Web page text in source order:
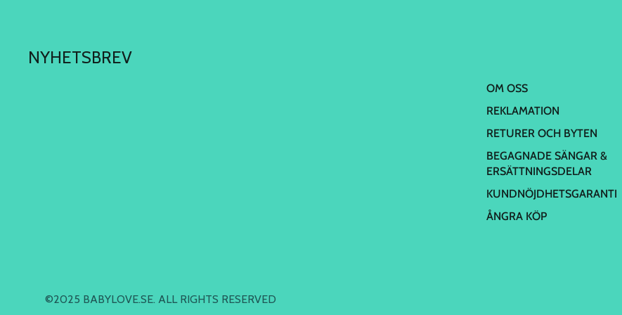
NYHETSBREV
OM OSS
REKLAMATION
RETURER OCH BYTEN
BEGAGNADE SÄNGAR &
ERSÄTTNINGSDELAR
KUNDNÖJDHETSGARANTI
ÅNGRA KÖP
©2025 BABYLOVE.SE. ALL RIGHTS RESERVED